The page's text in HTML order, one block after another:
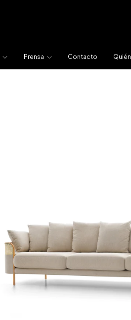
Prensa Contacto